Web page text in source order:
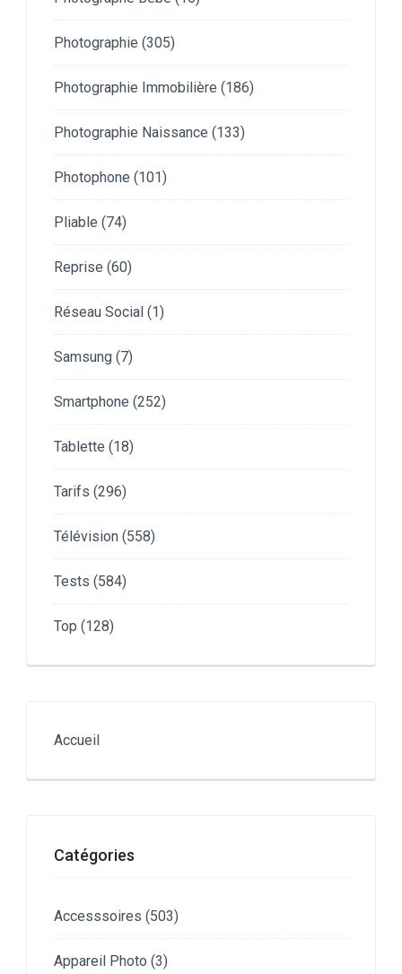
Photographie (305)
Photographie Immobilière (186)
Photographie Naissance (133)
Photophone (101)
Pliable (74)
Reprise (60)
Réseau Social (1)
Samsung (7)
Smartphone (252)
Tablette (18)
Tarifs (296)
Télévision (558)
Tests (584)
Top (128)
Accueil
Catégories
Accesssoires (503)
Appareil Photo (3)